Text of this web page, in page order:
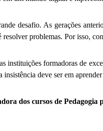
desafio. As gerações
resolver problemas. Por isso,
instituições formadoras de
insistência deve ser em
dos cursos de